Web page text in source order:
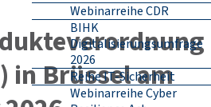
Webinarreihe CDR
BIHK
Digitalisierungsumfrage
2026
Reihe IT-Sicherheit
Webinarreihe Cyber
in Brüssel am